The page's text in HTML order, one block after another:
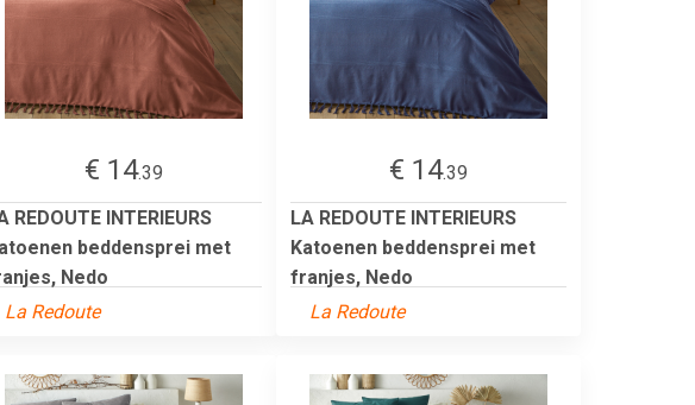
€ 14.39
REDOUTE INTERIEURS
beddensprei met
Nedo
La Redoute
€ 14.39
LA REDOUTE INTERIEURS
Katoenen beddensprei met
franjes, Nedo
La Redoute